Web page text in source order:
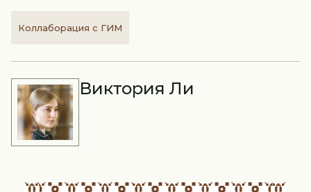
Коллаборация с ГИМ
Виктория Ли